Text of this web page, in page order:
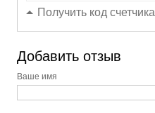
Получить код счетчика
Добавить отзыв
Ваше имя